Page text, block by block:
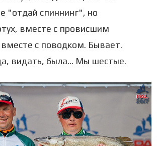
"отдай спиннинг", но
вместе с провисшим
с поводком. Бывает.
видать, была... Мы шестые.